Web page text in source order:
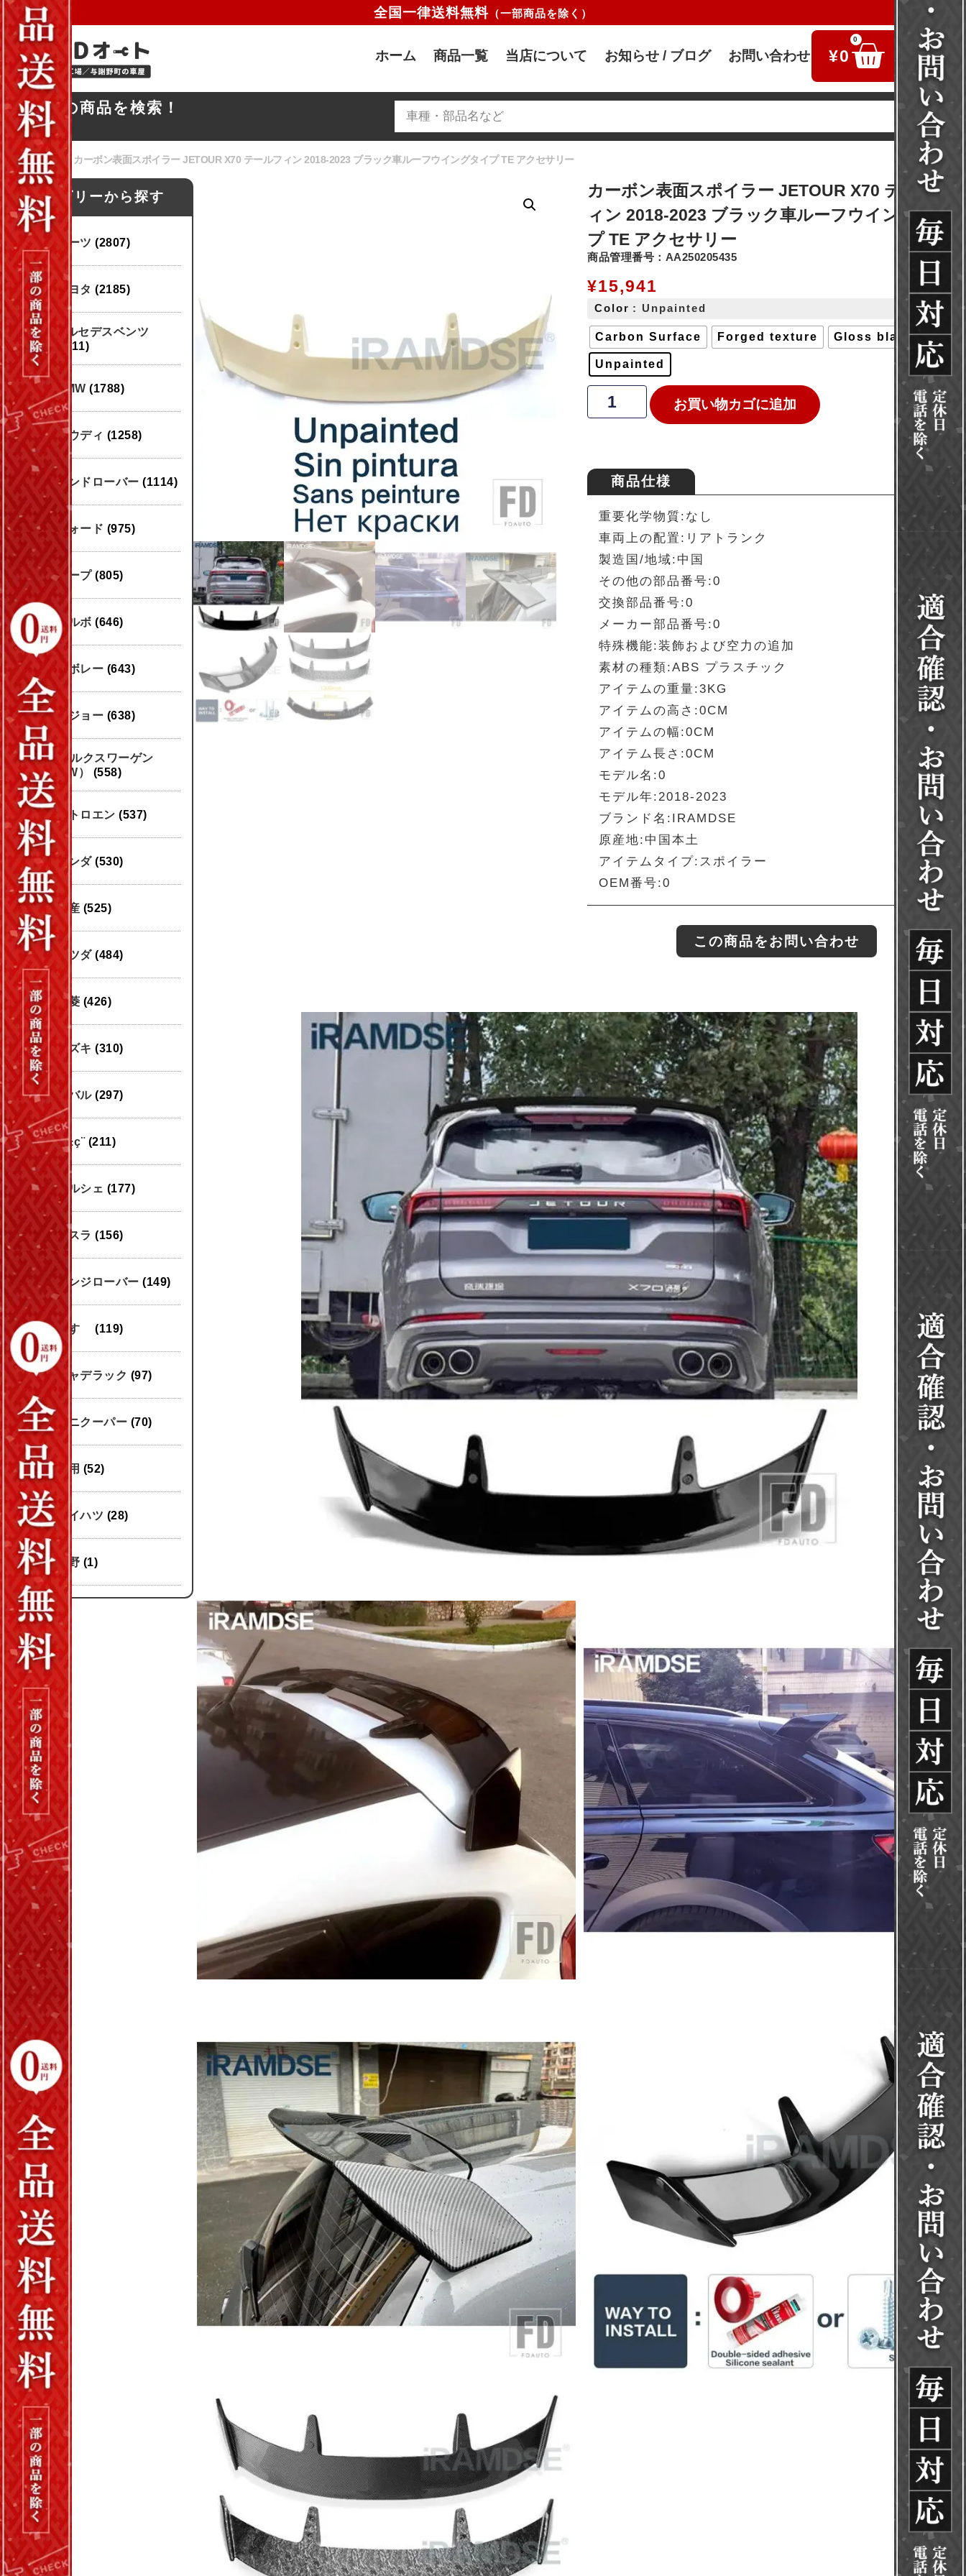
全国一律送料無料 （一部商品を除く）
ホーム 商品一覧 当店について お知らせ / ブログ お問い合わせ ¥0
0
お探しの商品を検索！
検索
ホーム/パーツ / カーボン表面スポイラー JETOUR X70 テールフィン 2018-2023 ブラック車ルーフウイングタイプ TE アクセサリー
カテゴリーから探す
パーツ (2807)
トヨタ (2185)
メルセデスベンツ
(1911)
BMW (1788)
アウディ (1258)
ランドローバー (1114)
フォード (975)
ジープ (805)
ボルボ (646)
シボレー (643)
プジョー (638)
フォルクスワーゲン
（VW） (558)
シトロエン (537)
ホンダ (530)
日産 (525)
マツダ (484)
三菱 (426)
スズキ (310)
スバル (297)
æ±ç¨ (211)
ポルシェ (177)
テスラ (156)
レンジローバー (149)
いすゞ (119)
キャデラック (97)
ミニクーパー (70)
汎用 (52)
ダイハツ (28)
日野 (1)
カーボン表面スポイラー JETOUR X70 テールフ
ィン 2018-2023 ブラック車ルーフウイングタイ
プ TE アクセサリー
商品管理番号：AA250205435
¥15,941
Color : Unpainted
Carbon Surface Forged texture Gloss black
Unpainted
お買い物カゴに追加
商品仕様
重要化学物質:なし
車両上の配置:リアトランク
製造国/地域:中国
その他の部品番号:0
交換部品番号:0
メーカー部品番号:0
特殊機能:装飾および空力の追加
素材の種類:ABS プラスチック
アイテムの重量:3KG
アイテムの高さ:0CM
アイテムの幅:0CM
アイテム長さ:0CM
モデル名:0
モデル年:2018-2023
ブランド名:IRAMDSE
原産地:中国本土
アイテムタイプ:スポイラー
OEM番号:0
この商品をお問い合わせ